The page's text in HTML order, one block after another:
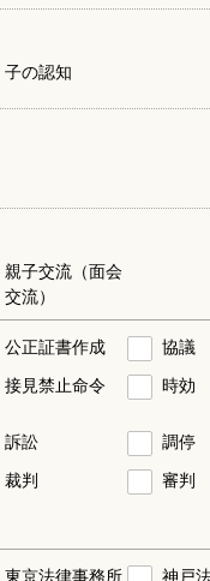
子の認知
親子交流（面会
交流）
公正証書作成
協議
接見禁止命令 時効
訴訟
調停
裁判
審判
東京法律事務所 神戸